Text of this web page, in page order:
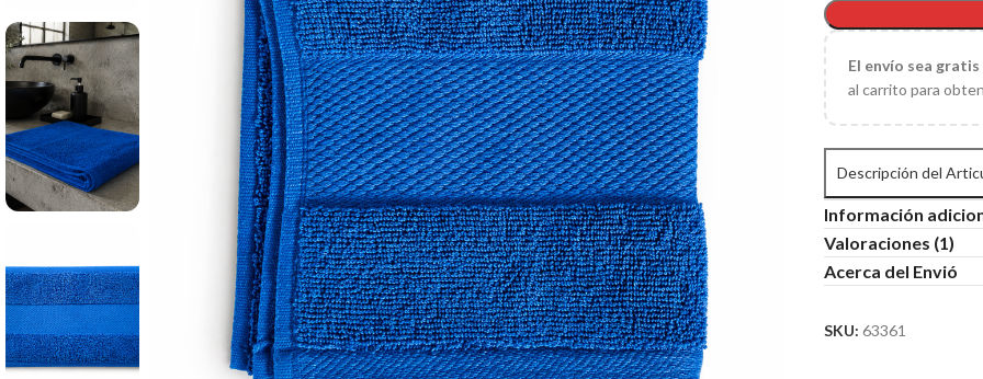
El envío sea
al carrito para
Descripción del
Información
Valoraciones (1)
Acerca del Envió
SKU:63361